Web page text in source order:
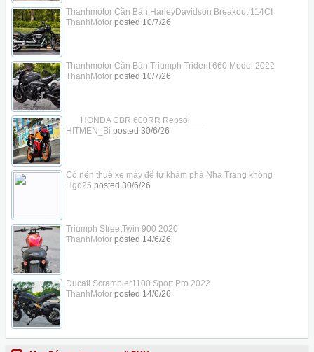
Thanhmotor Cần Bán HarleyDavidson Breakout 114CI
ThanhMotorposted 10/7/26
Thanhmotor Cần Bán Triumph Trident 660 Model 2022
ThanhMotorposted 10/7/26
___HONDA CBR 600RR Repsol___
HITMEN_Bi posted 30/6/26
Có nên thuê xe máy để tự khám phá Nha Trang không
Hgo25 posted 30/6/26
Triumph StreetTwin 900 2020
ThanhMotorposted 14/6/26
Ducati Scrambler1100 Sport Pro 2022
ThanhMotorposted 14/6/26